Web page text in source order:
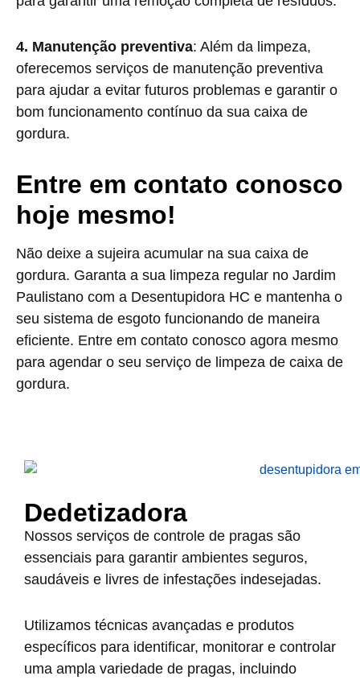
4. Manutenção preventiva: Além da limpeza,
oferecemos serviços de manutenção preventiva
para ajudar a evitar futuros problemas e garantir o
bom funcionamento contínuo da sua caixa de
gordura.
Entre em contato conosco
hoje mesmo!
Não deixe a sujeira acumular na sua caixa de
gordura. Garanta a sua limpeza regular no Jardim
Paulistano com a Desentupidora HC e mantenha o
seu sistema de esgoto funcionando de maneira
eficiente. Entre em contato conosco agora mesmo
para agendar o seu serviço de limpeza de caixa de
gordura.
Dedetizadora
Nossos serviços de controle de pragas são
essenciais para garantir ambientes seguros,
saudáveis e livres de infestações indesejadas.
Utilizamos técnicas avançadas e produtos
específicos para identificar, monitorar e controlar
uma ampla variedade de pragas, incluindo